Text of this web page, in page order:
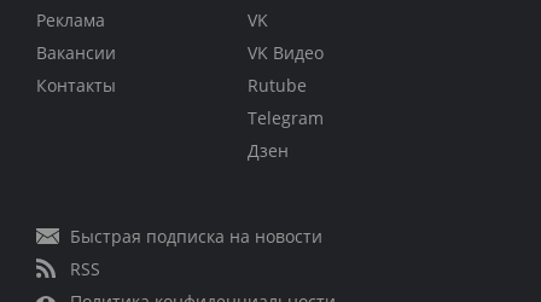
Реклама
Вакансии
Контакты
VK
VK Видео
Rutube
Telegram
Дзен
Быстрая подписка на новости
RSS